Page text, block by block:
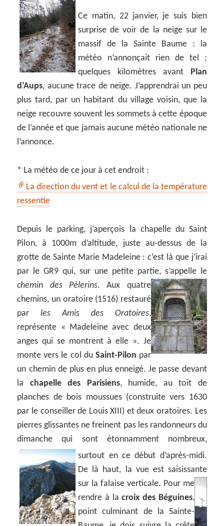
Ce matin, 22 janvier, je suis bien
surprise de voir de la neige sur le
massif de la Sainte Baume : la
météo n’annonçait rien de tel ;
quelques kilomètres avant Plan
d’Aups, aucune trace de neige. J’apprendrai un peu
plus tard, par un habitant du village voisin, que la
neige recouvre souvent les sommets à cette époque
de l’année et que jamais aucune météo nationale ne
l’annonce.
* La météo de ce jour à cet endroit :
La direction du vent et le calcul de la température
ressentie
Depuis le parking, j’aperçois la chapelle du Saint
Pilon, à 1000m d’altitude, juste au-dessus de la
grotte de Sainte Marie Madeleine : c’est là que j’irai
par le GR9 qui, sur une petite partie, s’appelle le
chemin des Pèlerins.Aux quatre
chemins, un oratoire (1516) restauré
parles Amis des Oratoires,
représente « Madeleine avec deux
anges qui se montrent à elle ». Je
monte vers le col du Saint-Pilon par
un chemin de plus en plus enneigé. Je passe devant
la chapelle des Parisiens, humide, au toit de
planches de bois moussues (construite vers 1630
par le conseiller de Louis XIII) et deux oratoires. Les
pierres glissantes ne freinent pas les randonneurs du
dimanche qui sont étonnamment nombreux,
surtout en ce début d’après-midi.
De là haut, la vue est saisissante
sur la falaise verticale. Pour me
rendre à lacroix des Béguines,
point culminant de la Sainte-